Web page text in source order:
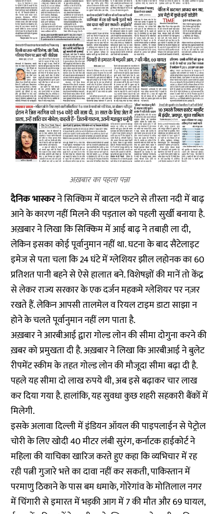
अख़बार का पहला पन्ना
दैनिक भास्करने सिक्किम में बादल फटने से तीस्ता नदी में बाढ़
आने के कारण नहीं मिलने की पड़ताल को पहली सुर्खी बनाया है.
अख़बार ने लिखा कि सिक्किम में आई बाढ़ ने तबाही ला दी,
लेकिन इसका कोई पूर्वानुमान नहीं था. घटना के बाद सैटेलाइट
इमेज से पता चला कि 24 घंटे में ग्लेशियर झील लहोनक का 60
प्रतिशत पानी बहने से ऐसे हालात बने. विशेषज्ञों की मानें तो केंद्र
से लेकर राज्य सरकार के एक दर्जन महकमे ग्लेशियर पर नज़र
रखते हैं. लेकिन आपसी तालमेल व रियल टाइम डाटा साझा न
होने के चलते पूर्वानुमान नहीं लग पाता है.
अख़बार ने आरबीआई द्वारा गोल्ड लोन की सीमा दोगुना करने की
ख़बर को प्रमुखता दी है. अख़बार ने लिखा कि आरबीआई ने बुलेट
रीपमेंट स्कीम के तहत गोल्ड लोन की मौजूदा सीमा बढ़ा दी है.
पहले यह सीमा दो लाख रुपये थी, अब इसे बढ़ाकर चार लाख
कर दिया गया है. हालांकि, यह सुवधा कुछ शहरी सहकारी बैंकों में
मिलेगी.
इसके अलावा दिल्ली में इंडियन ऑयल की पाइपलाईन से पेट्रोल
चोरी के लिए खोदी 40 मीटर लंबी सुरंग, कर्नाटक हाईकोर्ट ने
महिला की याचिका खारिज करते हुए कहा कि व्यभिचार में रह
रही पत्नी गुजारे भत्ते का दावा नहीं कर सकती, पाकिस्तान में
परमाणु ठिकाने के पास बम धमाके, गोरेगांव के मोतिलाल नगर
में चिंगारी से इमारत में भड़की आग में 7 की मौत और 69 घायल,